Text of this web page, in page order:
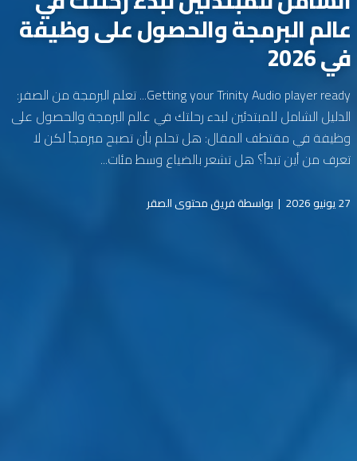
عالم البرمجة والحصول على وظيفة
في 2026
Getting your Trinity Audio player ready... تعلم البرمجة من الصفر:
الدليل الشامل للمبتدئين لبدء رحلتك في عالم البرمجة والحصول على
وظيفة في مقتطف المقال: هل تحلم بأن تصبح مبرمجاً لكن لا
تعرف من أين تبدأ؟ هل تشعر بالضياع وسط مئات...
27 يونيو 2026 | بواسطة فريق محتوى الصقر